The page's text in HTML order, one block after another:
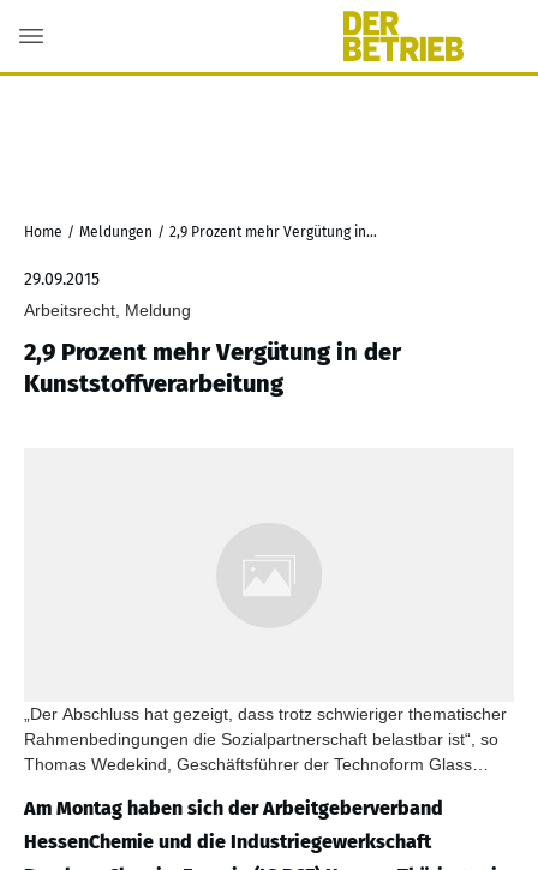
Home / Meldungen / 2,9 Prozent mehr Vergütung in der Kunststoffverarbeitung
29.09.2015
Arbeitsrecht, Meldung
2,9 Prozent mehr Vergütung in der
Kunststoffverarbeitung
„Der Abschluss hat gezeigt, dass trotz schwieriger thematischer
Rahmenbedingungen die Sozialpartnerschaft belastbar ist“, so
Thomas Wedekind, Geschäftsführer der Technoform Glass
Arbeitgeberseite.
Am Montag haben sich der Arbeitgeberverband
HessenChemie und die Industriegewerkschaft